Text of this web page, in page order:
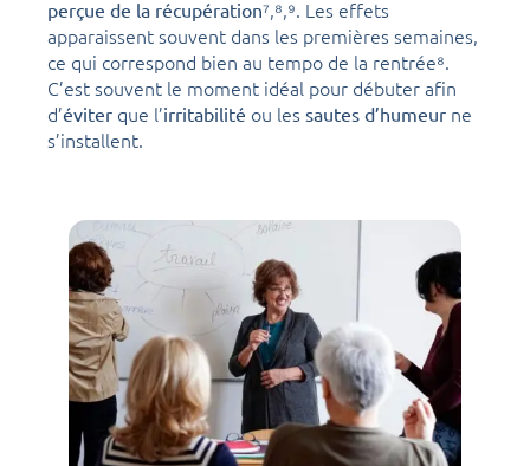
perçue de la récupération⁷,⁸,⁹. Les effets
apparaissent souvent dans les premières semaines,
ce qui correspond bien au tempo de la rentrée⁸.
C’est souvent le moment idéal pour débuter afin
d’éviter que l’irritabilité ou les sautes d’humeur ne
s’installent.